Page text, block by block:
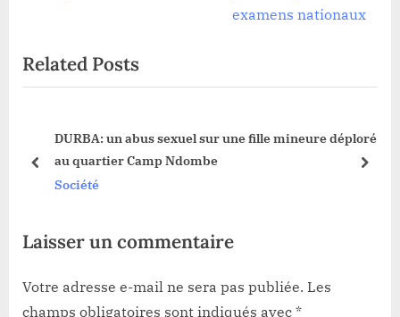
s
P
t
P
o
t
:
examens nationaux
Related Posts
DURBA: un abus sexuel sur une fille mineure déploré
au quartier Camp Ndombe
Société
prev next
Laisser un commentaire
Votre adresse e-mail ne sera pas publiée. Les
champs obligatoires sont indiqués avec *